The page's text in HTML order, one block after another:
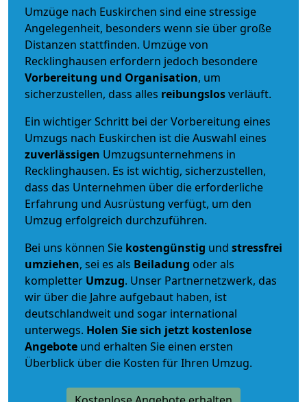
Umzüge nach Euskirchen sind eine stressige
Angelegenheit, besonders wenn sie über große
Distanzen stattfinden. Umzüge von
Recklinghausen erfordern jedoch besondere
Vorbereitung und Organisation, um
sicherzustellen, dass alles reibungslosverläuft.
Ein wichtiger Schritt bei der Vorbereitung eines
Umzugs nach Euskirchen ist die Auswahl eines
zuverlässigen Umzugsunternehmens in
Recklinghausen. Es ist wichtig, sicherzustellen,
dass das Unternehmen über die erforderliche
Erfahrung und Ausrüstung verfügt, um den
Umzug erfolgreich durchzuführen.
Bei uns können Sie kostengünstig und stressfrei
umziehen, sei es als Beiladung oder als
kompletter Umzug. Unser Partnernetzwerk, das
wir über die Jahre aufgebaut haben, ist
deutschlandweit und sogar international
unterwegs. Holen Sie sich jetzt kostenlose
Angebote und erhalten Sie einen ersten
Überblick über die Kosten für Ihren Umzug.